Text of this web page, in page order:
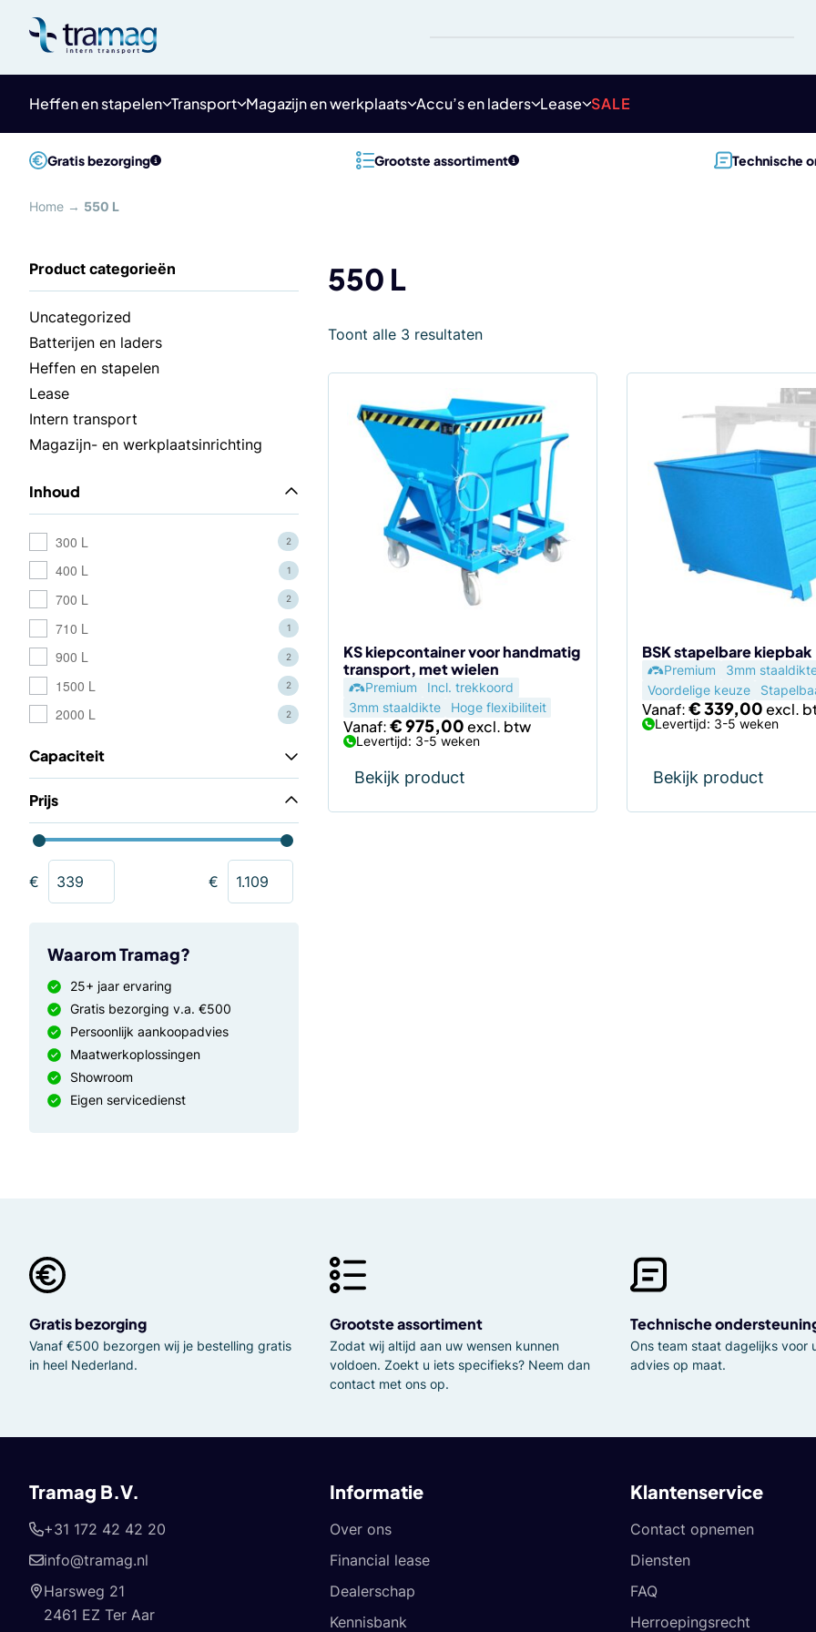
content
Heffen en stapelen Transport Magazijn en werkplaats Accu’s en laders Lease SALE
Gratis bezorging Grootste assortiment Technische
Home → 550 L
550 L
Uncategorized
Batterijen en laders
Heffen en stapelen
Lease
Intern transport
Magazijn- en werkplaatsinrichting
Inhoud
300 L 2
400 L 1
700 L 2
710 L 1
900 L 2
1500 L 2
2000 L 2
Capaciteit
Prijs
€ €
Waarom Tramag?
25+ jaar ervaring
Gratis bezorging v.a. €500
Persoonlijk aankoopadvies
Maatwerkoplossingen
Showroom
Eigen servicedienst
Toont alle 3 resultaten
KS kiepcontainer voor handmatig
transport, met wielen
Premium
Incl. trekkoord
3mm staaldikte
Hoge flexibiliteit
Vanaf:€975,00
Levertijd: 3-5 weken
Bekijk product
Dit
product
heeft
meerdere
variaties.
de
productpagina
BSK stapelbare kiepbak
Premium
3mm
Voordelige keuze
Vanaf:€339,00
Levertijd: 3-5 weken
Bekijk product
meerdere
variaties.
Deze
optie
de
productpagina
Gratis bezorging
Vanaf €500 bezorgen wij je bestelling gratis
in heel Nederland.
Grootste assortiment
Zodat wij altijd aan uw wensen kunnen
voldoen. Zoekt u iets specifieks? Neem dan
contact met ons op.
Technische
Ons team staat dagelijks voor
advies op maat.
Tramag B.V.
+31 172 42 42 20
info@tramag.nl
Harsweg 21
2461 EZ Ter Aar
Informatie
Over ons
Financial lease
Dealerschap
Kennisbank
Klantenservice
Contact opnemen
Diensten
FAQ
Herroepingsrecht